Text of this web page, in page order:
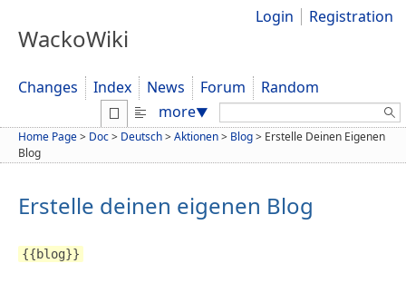
WackoWiki
Login Registration
Changes Index News Forum
Random
more▼ Search:
Home Page> Doc> Deutsch>Aktionen> Blog> Erstelle Deinen Eigenen
Blog
Erstelle deinen eigenen Blog
{{blog}}